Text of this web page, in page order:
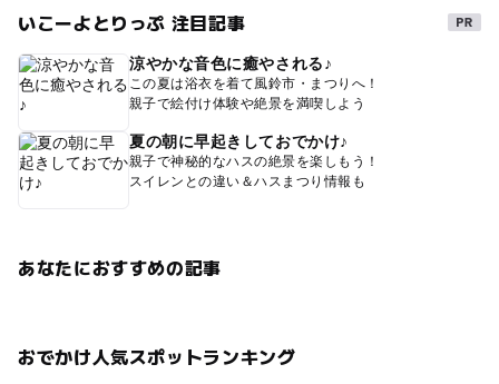
いこーよとりっぷ 注目記事
涼やかな音色に癒やされる♪
この夏は浴衣を着て風鈴市・まつりへ！
親子で絵付け体験や絶景を満喫しよう
夏の朝に早起きしておでかけ♪
親子で神秘的なハスの絶景を楽しもう！
スイレンとの違い＆ハスまつり情報も
あなたにおすすめの記事
おでかけ人気スポットランキング